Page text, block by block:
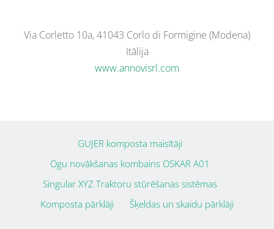
Via Corletto 10a, 41043 Corlo di Formigine (Modena)
Itālija
www.annovisrl.com
GUJER komposta maisītāji
Ogu novākšanas kombains OSKAR A01
Singular XYZ Traktoru stūrēšanas sistēmas
Komposta pārklāji
Šķeldas un skaidu pārklāji